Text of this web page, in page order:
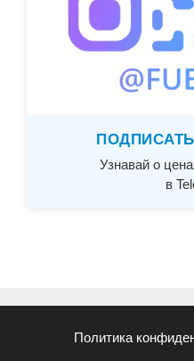
Узнавай о
в
Политика